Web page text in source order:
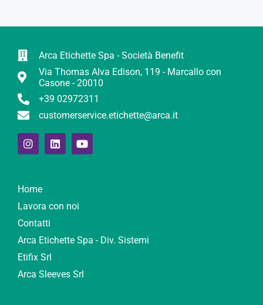
Arca Etichette Spa - Società Benefit
Via Thomas Alva Edison, 119 - Marcallo con
Casone - 20010
+39 02972311
customerservice.etichette@arca.it
Home
Lavora con noi
Contatti
Arca Etichette Spa - Div. Sistemi
Etifix Srl
Arca Sleeves Srl